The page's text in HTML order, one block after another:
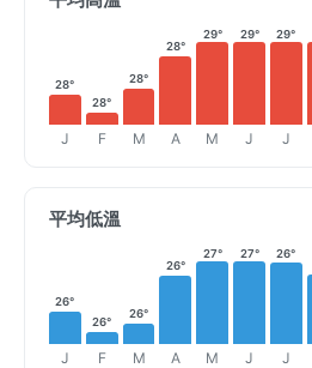
28°
J
28°
F
28°
M
28°
A
29°
M
29°
J
29°
J
平均低溫
26°
J
26°
F
26°
M
26°
A
27°
M
27°
J
26°
J